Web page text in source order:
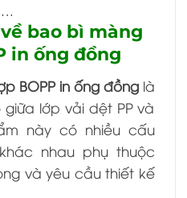
bao bì màng
in ống đồng
BOPP in ống đồnglà
lớp vải dệt PP và
này có nhiều cấu
nhau phụ thuộc
và yêu cầu thiết kế